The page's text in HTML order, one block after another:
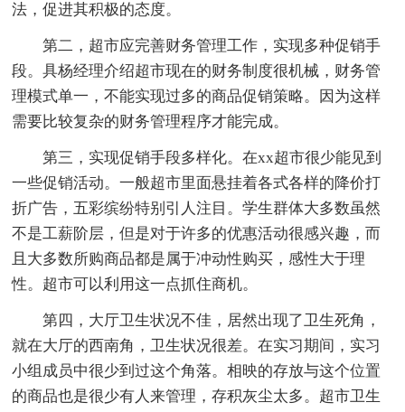
法，促进其积极的态度。
第二，超市应完善财务管理工作，实现多种促销手
段。具杨经理介绍超市现在的财务制度很机械，财务管
理模式单一，不能实现过多的商品促销策略。因为这样
需要比较复杂的财务管理程序才能完成。
第三，实现促销手段多样化。在xx超市很少能见到
一些促销活动。一般超市里面悬挂着各式各样的降价打
折广告，五彩缤纷特别引人注目。学生群体大多数虽然
不是工薪阶层，但是对于许多的优惠活动很感兴趣，而
且大多数所购商品都是属于冲动性购买，感性大于理
性。超市可以利用这一点抓住商机。
第四，大厅卫生状况不佳，居然出现了卫生死角，
就在大厅的西南角，卫生状况很差。在实习期间，实习
小组成员中很少到过这个角落。相映的存放与这个位置
的商品也是很少有人来管理，存积灰尘太多。超市卫生